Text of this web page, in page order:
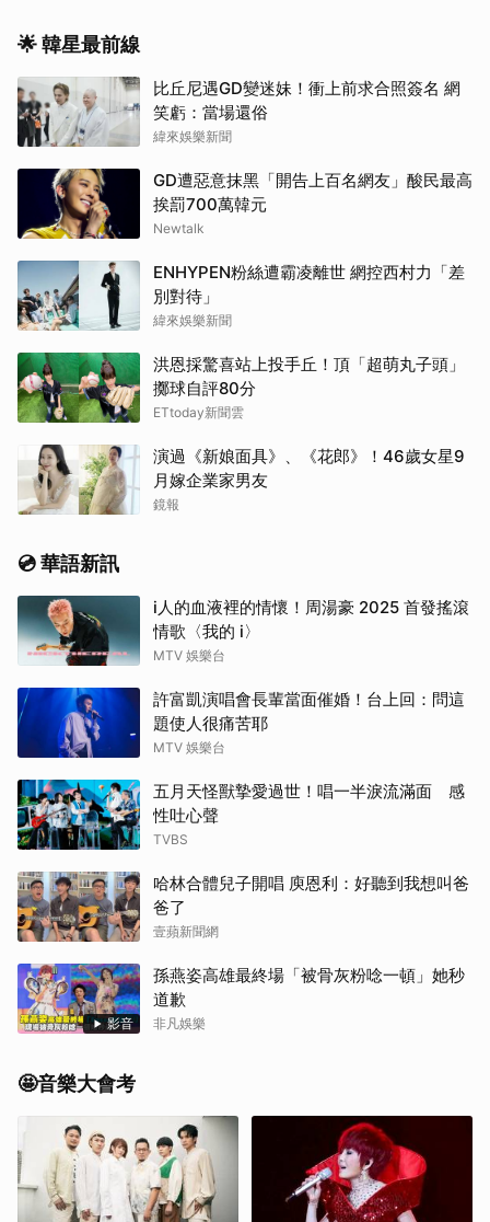
🌟 韓星最前線
比丘尼遇GD變迷妹！衝上前求合照簽名 網
笑虧：當場還俗
緯來娛樂新聞
GD遭惡意抹黑「開告上百名網友」酸民最高
挨罰700萬韓元
Newtalk
ENHYPEN粉絲遭霸凌離世 網控西村力「差
別對待」
緯來娛樂新聞
洪恩採驚喜站上投手丘！頂「超萌丸子頭」
擲球自評80分
ETtoday新聞雲
演過《新娘面具》、《花郎》！46歲女星9
月嫁企業家男友
鏡報
💿 華語新訊
i人的血液裡的情懷！周湯豪 2025 首發搖滾
情歌〈我的 i〉
MTV 娛樂台
許富凱演唱會長輩當面催婚！台上回：問這
題使人很痛苦耶
MTV 娛樂台
五月天怪獸摯愛過世！唱一半淚流滿面 感
性吐心聲
TVBS
哈林合體兒子開唱 庾恩利：好聽到我想叫爸
爸了
壹蘋新聞網
影音
孫燕姿高雄最終場「被骨灰粉唸一頓」她秒
道歉
非凡娛樂
🤩音樂大會考